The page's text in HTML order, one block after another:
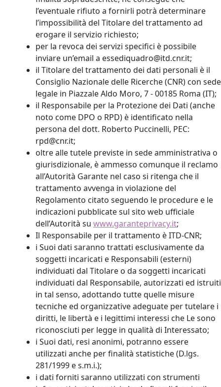
l’eventuale rifiuto a fornirli potrà determinare
l’impossibilità del Titolare del trattamento ad
erogare il servizio richiesto;
per la revoca dei servizi specifici è possibile
inviare un’email a essediquadro@itd.cnr.it;
il Titolare del trattamento dei dati personali è il
Consiglio Nazionale delle Ricerche (CNR) con sede
legale in Piazzale Aldo Moro, 7 - 00185 Roma (IT);
il Responsabile per la Protezione dei Dati (anche
noto come DPO o RPD) è identificato nella
persona del dott. Roberto Puccinelli, PEC:
rpd@cnr.it;
oltre alle tutele previste in sede amministrativa o
giurisdizionale, è ammesso comunque il reclamo
all’Autorità Garante nel caso si ritenga che il
trattamento avvenga in violazione del
Regolamento citato seguendo le procedure e le
indicazioni pubblicate sul sito web ufficiale
dell’Autorità su www.garanteprivacy.it;
Il Responsabile per il trattamento è ITD-CNR;
i Suoi dati saranno trattati esclusivamente da
soggetti incaricati e Responsabili (esterni)
individuati dal Titolare o da soggetti incaricati
individuati dal Responsabile, autorizzati ed istruiti
in tal senso, adottando tutte quelle misure
tecniche ed organizzative adeguate per tutelare i
diritti, le libertà e i legittimi interessi che Le sono
riconosciuti per legge in qualità di Interessato;
i Suoi dati, resi anonimi, potranno essere
utilizzati anche per finalità statistiche (D.lgs.
281/1999 e s.m.i.);
i dati forniti saranno utilizzati con strumenti